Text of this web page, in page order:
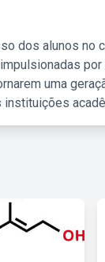
dos alunos no
uma